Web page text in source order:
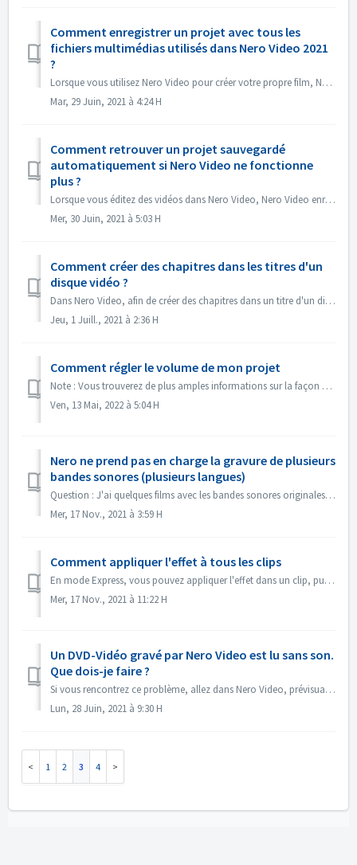
Comment enregistrer un projet avec tous les
fichiers multimédias utilisés dans Nero Video 2021
?
Lorsque vous utilisez Nero Video pour créer votre propre film, Nero Video peut importer vos propres fichiers multimédia tels que des vidéos, de la musique o...
Mar, 29 Juin, 2021 à 4:24 H
Comment retrouver un projet sauvegardé
automatiquement si Nero Video ne fonctionne
plus ?
Lorsque vous éditez des vidéos dans Nero Video, Nero Video enregistre automatiquement votre projet en arrière-plan. Si Nero Video s'arrête de foncti...
Mer, 30 Juin, 2021 à 5:03 H
Comment créer des chapitres dans les titres d'un
disque vidéo ?
Dans Nero Video, afin de créer des chapitres dans un titre d'un disque, 1. Dans l'écran Contenu, sélectionnez le titre. 2. Sous l'aperçu du titr...
Jeu, 1 Juill., 2021 à 2:36 H
Comment régler le volume de mon projet
Note : Vous trouverez de plus amples informations sur la façon de créer des diaporamas avec de la musique sous le lien suivant : Créer des diaporamas avec d...
Ven, 13 Mai, 2022 à 5:04 H
Nero ne prend pas en charge la gravure de plusieurs
bandes sonores (plusieurs langues)
Question : J'ai quelques films avec les bandes sonores originales en 2 langues incluses (allemand et anglais）. Mais je n'arrive pas à mettre la 2e p...
Mer, 17 Nov., 2021 à 3:59 H
Comment appliquer l'effet à tous les clips
En mode Express, vous pouvez appliquer l'effet dans un clip, puis ouvrir le "Contrôle d'effet Express", activer "Appliquer à tous les...
Mer, 17 Nov., 2021 à 11:22 H
Un DVD-Vidéo gravé par Nero Video est lu sans son.
Que dois-je faire ?
Si vous rencontrez ce problème, allez dans Nero Video, prévisualisez votre projet source. Assurez-vous que le son est correct avant la gravure. S'il n&#...
Lun, 28 Juin, 2021 à 9:30 H
1 2 3 4